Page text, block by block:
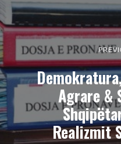
Agrare &
Realizmit